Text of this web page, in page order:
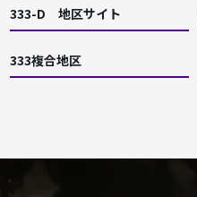
333-D 地区サイト
333複合地区